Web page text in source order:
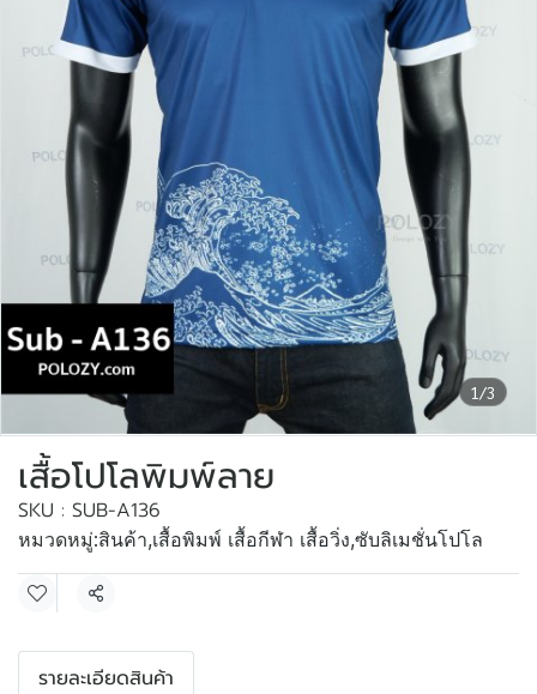
1/3
เสื้อโปโลพิมพ์ลาย
SKU : SUB-A136
หมวดหมู่:สินค้า,เสื้อพิมพ์ เสื้อกีฬา เสื้อวิ่ง,ซับลิเมชั่นโปโล
แชร์
รายละเอียดสินค้า